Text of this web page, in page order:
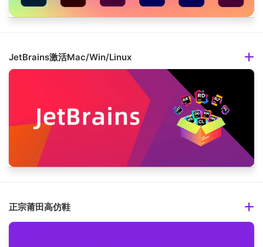
JetBrains激活Mac/Win/Linux
正宗莆田高仿鞋